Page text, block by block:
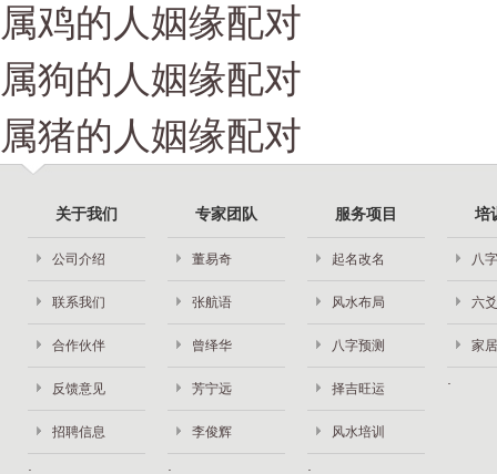
属鸡的人姻缘配对
属狗的人姻缘配对
属猪的人姻缘配对
关于我们
公司介绍
联系我们
合作伙伴
反馈意见
招聘信息
专家团队
董易奇
张航语
曾绎华
芳宁远
李俊辉
服务项目
起名改名
风水布局
八字预测
择吉旺运
风水培训
培
八
六
家